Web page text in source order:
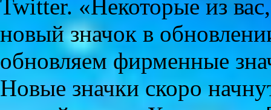
Twitter. «Некоторые из
новый значок в
обновляем фирменные
Новые значки скоро